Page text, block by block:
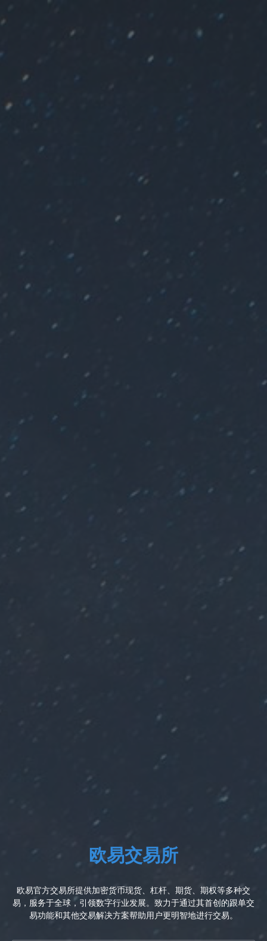
欧易交易所
欧易官方交易所提供加密货币现货、杠杆、期货、期权等多种交
易，服务于全球，引领数字行业发展。致力于通过其首创的跟单交
易功能和其他交易解决方案帮助用户更明智地进行交易。